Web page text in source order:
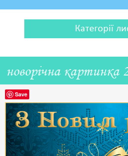
Категорії
новорічна картинка
Save